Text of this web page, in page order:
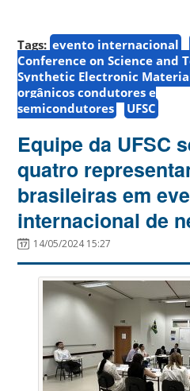
Tags: evento internacional
Conference on Science and
Synthetic Electronic
orgânicos condutores e
semicondutores
UFSC
Equipe da UFSC
quatro
brasileiras em
internacional de
14/05/2024 15:27